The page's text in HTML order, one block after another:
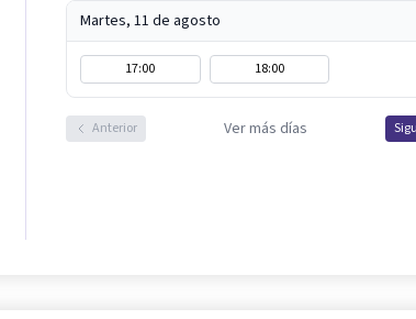
Martes, 11 de agosto
17:00 18:00
Anterior Ver más días